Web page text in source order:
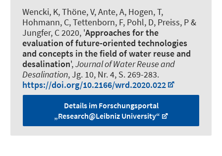
Wencki, K, Thöne, V, Ante, A, Hogen, T,
Hohmann, C, Tettenborn, F, Pohl, D, Preiss, P &
Jungfer, C 2020, 'Approaches for the
evaluation of future-oriented technologies
and concepts in the field of water reuse and
desalination',Journal of Water Reuse and
Desalination, Jg. 10, Nr. 4, S. 269-283.
https://doi.org/10.2166/wrd.2020.022
Details im Forschungsportal
„Research@Leibniz University“